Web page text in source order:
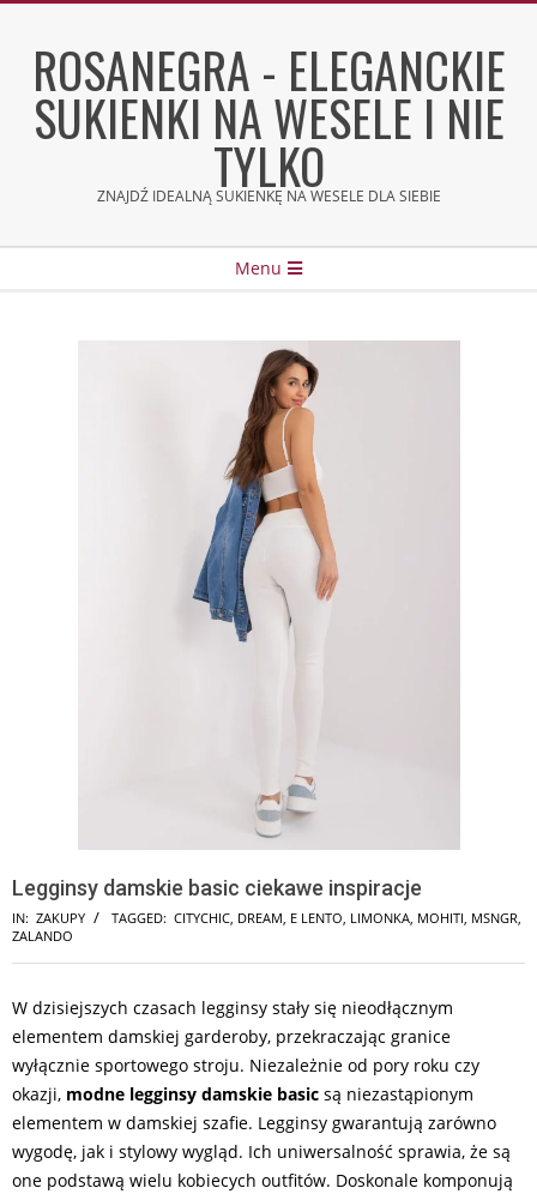
contentROSANEGRA - ELEGANCKIE
SUKIENKI NA WESELE I NIE
TYLKO
ZNAJDŹ IDEALNĄ SUKIENKĘ NA WESELE DLA SIEBIE
Menu
Legginsy damskie basic ciekawe inspiracje
IN: ZAKUPY TAGGED: CITYCHIC, DREAM, E LENTO, LIMONKA, MOHITI, MSNGR,
ZALANDO
W dzisiejszych czasach legginsy stały się nieodłącznym
elementem damskiej garderoby, przekraczając granice
wyłącznie sportowego stroju. Niezależnie od pory roku czy
okazji, modne legginsy damskie basic są niezastąpionym
elementem w damskiej szafie. Legginsy gwarantują zarówno
wygodę, jak i stylowy wygląd. Ich uniwersalność sprawia, że są
one podstawą wielu kobiecych outfitów. Doskonale komponują